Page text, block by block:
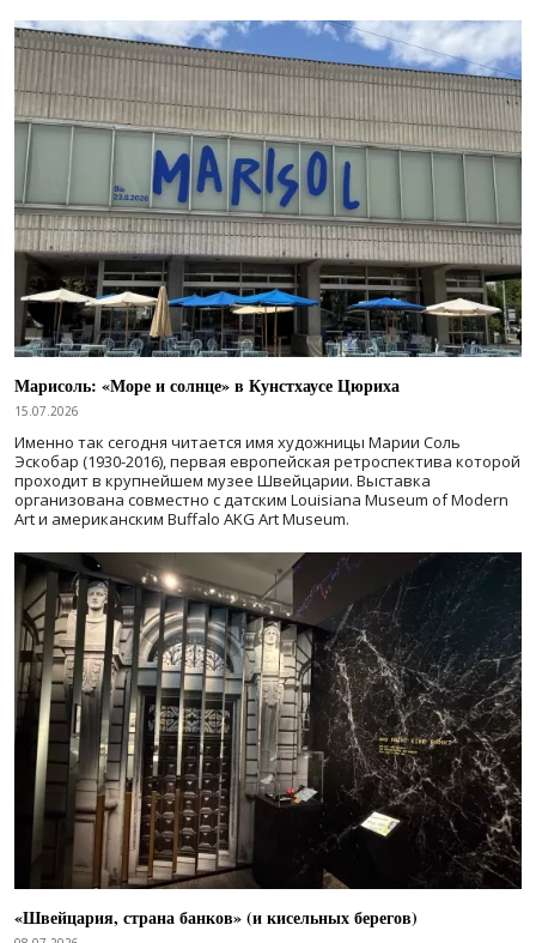
Марисоль: «Море и солнце» в Кунстхаусе Цюриха
15.07.2026
Именно так сегодня читается имя художницы Марии Соль
Эскобар (1930-2016), первая европейская ретроспектива которой
проходит в крупнейшем музее Швейцарии. Выставка
организована совместно с датским Louisiana Museum of Modern
Art и американским Buffalo AKG Art Museum.
«Швейцария, страна банков» (и кисельных берегов)